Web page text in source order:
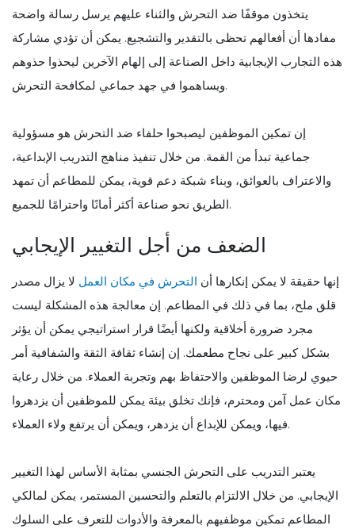
يتخذون موقفًا ضد التحرش والثناء عليهم يرسل رسالة واضحة
مفادها أن أفعالهم تحظى بالتقدير والتشجيع. يمكن أن تؤدي مشاركة
هذه التجارب الإيجابية داخل الصناعة إلى إلهام الآخرين ليحذوا حذوهم
ويساهموا في جهد جماعي لمكافحة التحرش.
إن تمكين الموظفين ليصبحوا حلفاء ضد التحرش هو مسؤولية
جماعية تبدأ من القمة. من خلال تنفيذ مناهج التدريب الإبداعية،
والاعتراف بالعوائق، وبناء شبكة دعم قوية، يمكن للمطاعم أن تمهد
الطريق نحو صناعة أكثر أمانًا واحترامًا للجميع.
الضعف من أجل التغيير الإيجابي
إنها حقيقة لا يمكن إنكارها أن التحرش في مكان العمل لا يزال مصدر
قلق ملح، بما في ذلك في المطاعم. إن معالجة هذه المشكلة ليست
مجرد ضرورة أخلاقية ولكنها أيضًا قرار استراتيجي يمكن أن يؤثر
بشكل كبير على نجاح مطعمك. إن إنشاء ثقافة الثقة والشفافية أمر
حيوي لرضا الموظفين والاحتفاظ بهم وتجربة العملاء. من خلال رعاية
مكان عمل آمن ومحترم، فإنك تخلق بيئة يمكن للموظفين أن يزدهروا
فيها، ويمكن للإبداع أن يزدهر، ويمكن أن يرتفع ولاء العملاء.
يعتبر التدريب على التحرش الجنسي بمثابة الأساس لهذا التغيير
الإيجابي. من خلال الالتزام بالتعلم والتحسين المستمر، يمكن لمالكي
المطاعم تمكين موظفيهم بالمعرفة والأدوات للتعرف على السلوك